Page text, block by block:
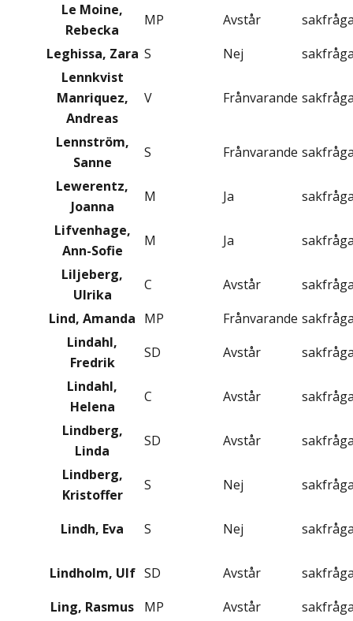
Le Moine,
Rebecka
MP Avstår
Leghissa, Zara S Nej
Lennkvist
Manriquez,
Andreas
V Frånvarande
Lennström,
Sanne
S Frånvarande
Lewerentz,
Joanna
M Ja
Lifvenhage,
Ann-Sofie
M Ja
Liljeberg,
Ulrika
C Avstår
Lind, Amanda MP Frånvarande
Lindahl,
Fredrik
SD Avstår
Lindahl,
Helena
C Avstår
Lindberg,
Linda
SD Avstår
Lindberg,
Kristoffer
S Nej
Lindh, Eva S Nej
Lindholm, Ulf SD Avstår
Ling, Rasmus
MP Avstår